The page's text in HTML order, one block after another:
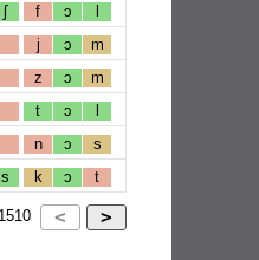
ʃ f ɔ l
j ɔ m
z ɔ m
t ɔ l
n ɔ s
s k ɔ t
1510